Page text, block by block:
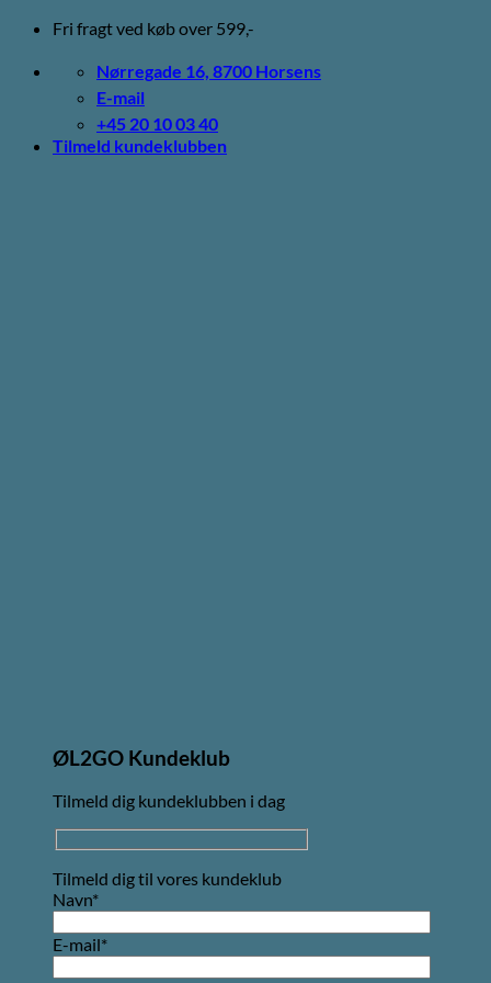
Fortsæt
indhold
Fri fragt ved køb over 599,-
Nørregade 16, 8700 Horsens
E-mail
+45 20 10 03 40
Tilmeld kundeklubben
ØL2GO Kundeklub
Tilmeld dig kundeklubben i dag
Tilmeld dig til vores kundeklub
Navn*
E-mail*